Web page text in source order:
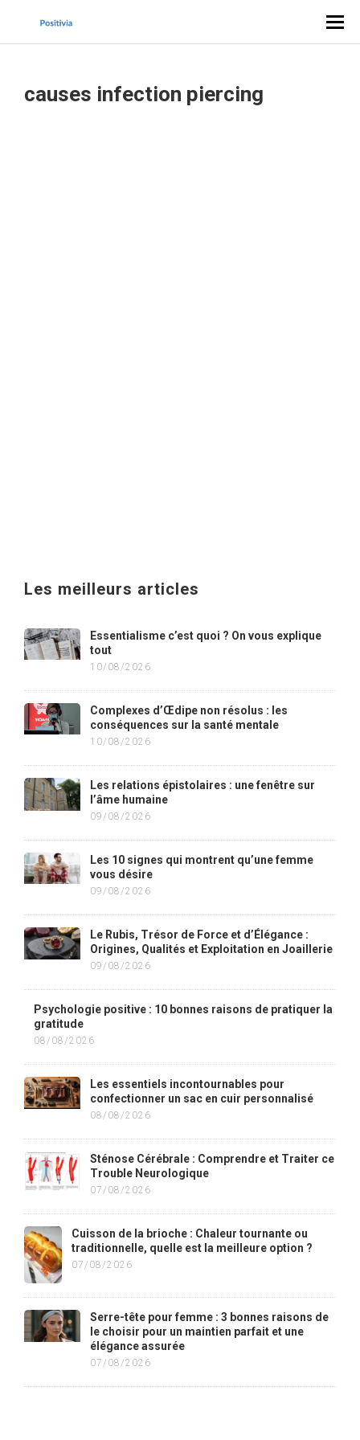
causes infection piercing
Les meilleurs articles
Essentialisme c’est quoi ? On vous explique
tout
10/08/2026
Complexes d’Œdipe non résolus : les
conséquences sur la santé mentale
10/08/2026
Les relations épistolaires : une fenêtre sur
l’âme humaine
09/08/2026
Les 10 signes qui montrent qu’une femme
vous désire
09/08/2026
Le Rubis, Trésor de Force et d’Élégance :
Origines, Qualités et Exploitation en Joaillerie
09/08/2026
Psychologie positive : 10 bonnes raisons de pratiquer la
gratitude
08/08/2026
Les essentiels incontournables pour
confectionner un sac en cuir personnalisé
08/08/2026
Sténose Cérébrale : Comprendre et Traiter ce
Trouble Neurologique
07/08/2026
Cuisson de la brioche : Chaleur tournante ou
traditionnelle, quelle est la meilleure option ?
07/08/2026
Serre-tête pour femme : 3 bonnes raisons de
le choisir pour un maintien parfait et une
élégance assurée
07/08/2026